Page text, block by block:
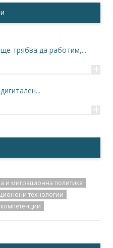
трябва да работим,...
+
+
и миграционна политика
технологии